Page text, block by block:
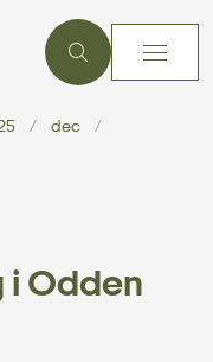
dec
i Odden